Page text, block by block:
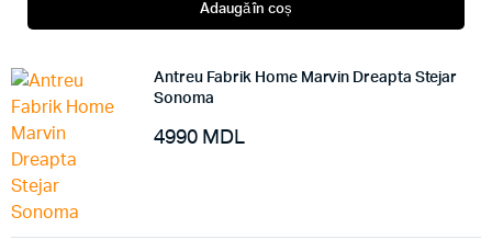
Adaugă în coș
Antreu Fabrik Home Marvin Dreapta Stejar
Sonoma
4990 MDL